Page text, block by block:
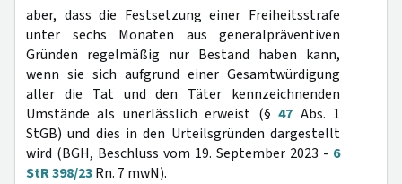
aber, dass die Festsetzung einer Freiheitsstrafe
unter sechs Monaten aus generalpräventiven
Gründen regelmäßig nur Bestand haben kann,
wenn sie sich aufgrund einer Gesamtwürdigung
aller die Tat und den Täter kennzeichnenden
Umstände als unerlässlich erweist (§47 Abs. 1
StGB) und dies in den Urteilsgründen dargestellt
wird (BGH, Beschluss vom 19. September 2023 - 6
StR 398/23Rn. 7 mwN).